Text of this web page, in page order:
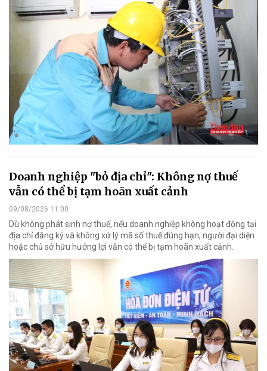
Doanh nghiệp "bỏ địa chỉ": Không nợ thuế
vẫn có thể bị tạm hoãn xuất cảnh
09/08/2026 11:00
Dù không phát sinh nợ thuế, nếu doanh nghiệp không hoạt động tại
địa chỉ đăng ký và không xử lý mã số thuế đúng hạn, người đại diện
hoặc chủ sở hữu hưởng lợi vẫn có thể bị tạm hoãn xuất cảnh.